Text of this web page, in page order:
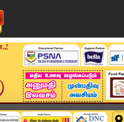
தமிழ்நாடு சினிமா